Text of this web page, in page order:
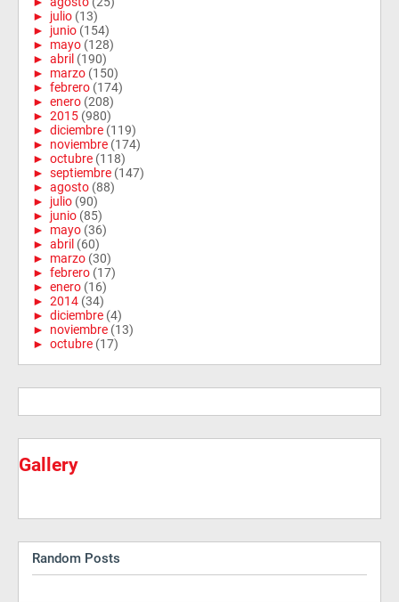
► julio (13)
► junio (154)
► mayo (128)
► abril (190)
► marzo (150)
► febrero (174)
► enero (208)
► 2015 (980)
► diciembre (119)
► noviembre (174)
► octubre (118)
► septiembre (147)
► agosto (88)
► julio (90)
► junio (85)
► mayo (36)
► abril (60)
► marzo (30)
► febrero (17)
► enero (16)
► 2014 (34)
► diciembre (4)
► noviembre (13)
► octubre (17)
Gallery
Random Posts